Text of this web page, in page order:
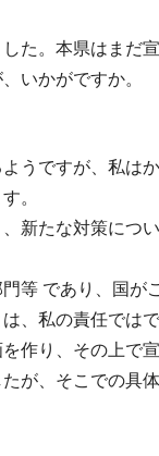
た。本県はまだ
いかがですか。
うですが、私は
。
新たな対策につ
等 であり、国
、私の責任で
作り、その上で
が、そこでの具